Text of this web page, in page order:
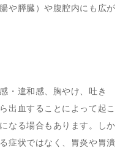
や膵臓）や腹腔内にも広が
・違和感、胸やけ、吐き
出血することによって起こ
なる場合もあります。しか
症状ではなく、胃炎や胃潰